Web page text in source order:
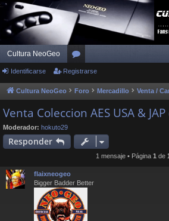
Cultura NeoGeo
or
os
Identificarse Registrarse
Cultura NeoGeo Foro Mercadillo Venta /
Venta Coleccion AES USA &
Moderador: hokuto29
Responder
1 mensaje • Página 1 de
flaixneogeo
Bigger Badder Better